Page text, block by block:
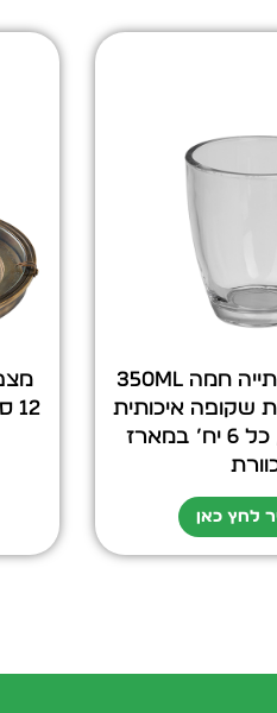
כוס זכוכית שתייה חמה 350ml
שקופה איכותית
דגם 4893 , כל 6 יח’ במארז
לחץ כאן